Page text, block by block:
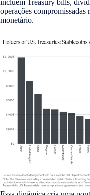
operações compromissadas
monetário.